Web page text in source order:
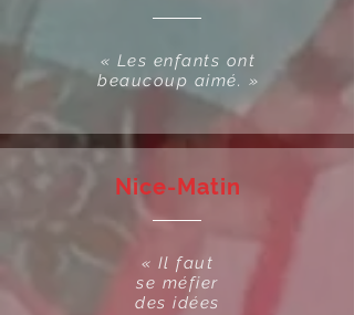
« Les enfants ont
beaucoup aimé. »
Nice-Matin
« Il faut
se méfier
des idées